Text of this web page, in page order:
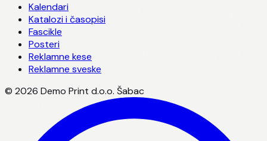
Kalendari
Katalozi i časopisi
Fascikle
Posteri
Reklamne kese
Reklamne sveske
© 2026 Demo Print d.o.o. Šabac